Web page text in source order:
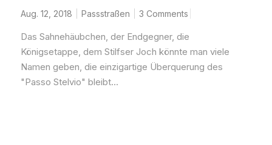
Aug. 12, 2018 Passstraßen 3 Comments
Das Sahnehäubchen, der Endgegner, die
Königsetappe, dem Stilfser Joch könnte man viele
Namen geben, die einzigartige Überquerung des
"Passo Stelvio" bleibt...